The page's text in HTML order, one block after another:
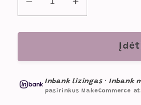
Sumažinti
Kosmetinis
Tualetinis
Vaikams
Veidrodžiu
Padidinti
Kosmetinis
Tualetinis
Staliukas
Vaikams
Veidrodžiu
Inbank lizingas · Inbank
pasirinkus MakeCommerce